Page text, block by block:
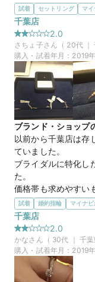
価格帯 20万円
ザインを探している
選んだ商品を気に入
1日に3店舗のジュエ
た笑
他ブランドの後とい
はしませんでした。
他店では、デフォル
料でしたし。。そ
おすすめでも記載し
く喜ばれると思いま
実際、誕生日やクリ
貰えました☆
価格帯 10万円
マイナビ限定 来店特
この店舗のおすす
【４℃ BRIDAL】マイ
プレゼント
試着 セットリング マ
千葉店
2.0
さちょ子さん（ 20代 ｜
購入・試着年月： 2019
ブランド・ショップ
以前から千葉店は存
ていました。
ブライダルに特化し
た。
価格帯も求めやすい
した。
ですので予算に合っ
選んだ商品を気に入
婚約指輪に関しては
た小ぶりな石が好み
グで選定しました。
結婚指輪はシンプ
試着 婚約指輪 マイナ
千葉店
2.0
かなさん（ 30代 ｜千葉
購入・試着年月： 2019